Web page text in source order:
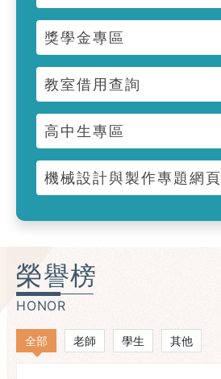
獎學金專區
教室借用查詢
高中生專區
機械設計與製作專題網頁
榮譽榜
HONOR
全部 老師 學生 其他